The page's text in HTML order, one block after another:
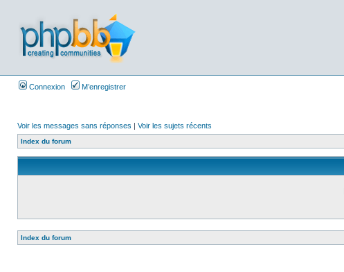
Connexion M’enregistrer
Voir les messages sans réponses | Voir les sujets récents
Index du forum
Index du forum